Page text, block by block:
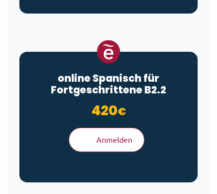
online Spanisch für
Fortgeschrittene B2.2
420€
Anmelden